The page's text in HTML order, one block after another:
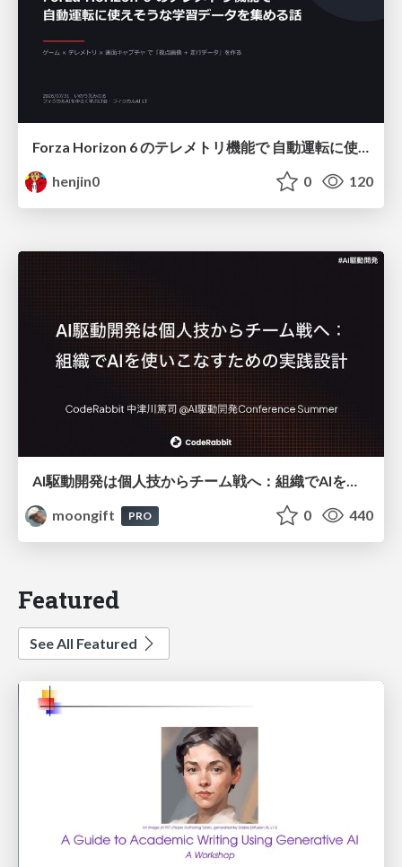
henjin0
0 120
AI駆動開発は個人技からチーム戦へ：組織でAIを使いこなすための実践設計
moongift
PRO 0 440
Featured
See All Featured